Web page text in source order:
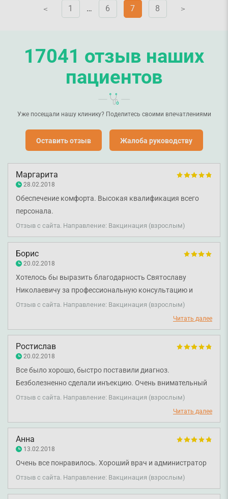
V 1 … 6 7 8 V
17041 отзыв наших
пациентов
Уже посещали нашу клинику? Поделитесь своими впечатлениями
Оставить отзыв Жалоба руководству
Маргарита
28.02.2018
Обеспечение комфорта. Высокая квалификация всего
персонала.
Отзыв с сайта. Направление: Вакцинация (взрослым)
Борис
20.02.2018
Хотелось бы выразить благодарность Святославу
Николаевичу за профессиональную консультацию и
осмотр, а также медицинским сестрам за четкую,
профессиональную работу. На все свои вопросы
поставлены врачу и медсестрам я получил четкую и
Отзыв с сайта. Направление: Вакцинация (взрослым)
Читать далее
Ростислав
20.02.2018
Все было хорошо, быстро поставили диагноз.
Безболезненно сделали инъекцию. Очень внимательный
персонал.
Отзыв с сайта. Направление: Вакцинация (взрослым)
Читать далее
Анна
13.02.2018
Очень все понравилось. Хороший врач и администратор
Отзыв с сайта. Направление: Вакцинация (взрослым)